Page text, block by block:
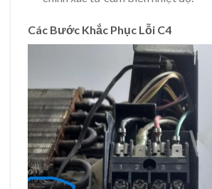
Các Bước Khắc Phục Lỗi C4